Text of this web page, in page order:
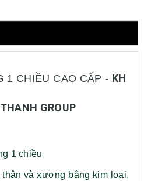
1 CHIỀU CAO CẤP - KH
GROUP
1 chiều
và xương bằng kim loại,